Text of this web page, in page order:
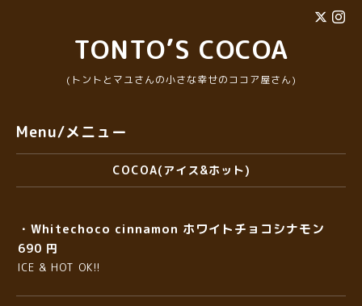
TONTO’S COCOA
(トントとマユさんの小さな幸せのココア屋さん)
Menu/メニュー
COCOA(アイス&ホット)
・Whitechoco cinnamon ホワイトチョコシナモン
690 円
ICE & HOT OK!!